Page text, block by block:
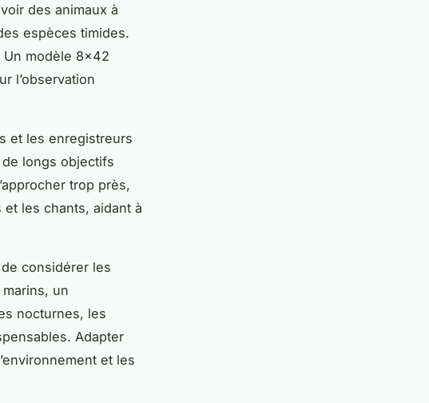
des animaux à
espèces timides.
modèle 8×42
l’observation
et les enregistreurs
longs objectifs
trop près,
les chants, aidant à
considérer les
un
nocturnes, les
Adapter
et les